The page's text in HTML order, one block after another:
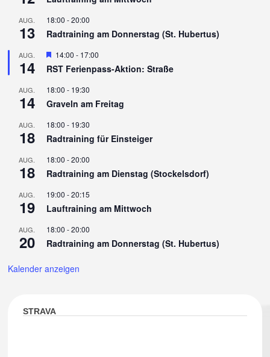
AUG.
13
18:00 -20:00
Radtraining am Donnerstag (St. Hubertus)
AUG.
14
Hervorgehoben
14:00 - 17:00
RST Ferienpass-Aktion: Straße
AUG.
14
18:00 - 19:30
Graveln am Freitag
AUG.
18
18:00 - 19:30
Radtraining für Einsteiger
AUG.
18
18:00 -20:00
Radtraining am Dienstag (Stockelsdorf)
AUG.
19
19:00 -20:15
Lauftraining am Mittwoch
AUG.
20
18:00 -20:00
Radtraining am Donnerstag (St. Hubertus)
Kalender anzeigen
STRAVA